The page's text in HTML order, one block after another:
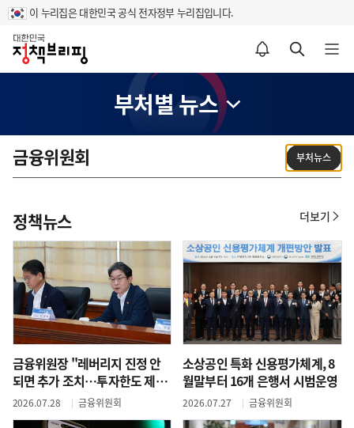
이 누리집은 대한민국 공식 전자정부 누리집입니다.
홈
알림설정 바로가기 검색 바로가기 메뉴 열기
부처별 뉴스
금융위원회 부처뉴스
정책뉴스
금융위원장 "레버리지 진정 안
되면 추가 조치…투자한도 제한
등"
2026.07.28 금융위원회
소상공인 특화 신용평가체계, 8
월말부터 16개 은행서 시범운영
2026.07.27 금융위원회
뉴
스
더보기